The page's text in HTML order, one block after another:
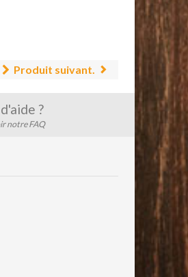
Produit suivant.
?
notre FAQ